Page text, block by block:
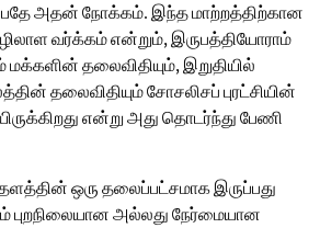
அதன் நோக்கம். இந்த மாற்றத்திற்கான
வர்க்கம் என்றும், இருபத்தியோராம்
தலைவிதியும், இறுதியில்
தலைவிதியும் சோசலிசப் புரட்சியின்
என்று அது தொடர்ந்து பேணி
ஒரு தலைப்பட்சமாக இருப்பது
புறநிலையான அல்லது நேர்மையான